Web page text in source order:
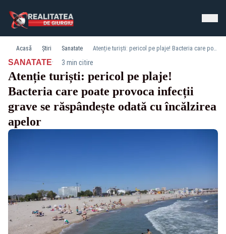
Acasă Știri Sanatate Atenție turiști: pericol pe plaje! Bacteria care poate provoca infecții grave se răspândește odată cu încălzirea apelor
SANATATE· 3 min citire
Atenție turiști: pericol pe plaje!
Bacteria care poate provoca infecții
grave se răspândește odată cu încălzirea
apelor